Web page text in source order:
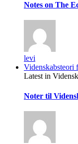
Notes on The
levi
Latest in
Noter til